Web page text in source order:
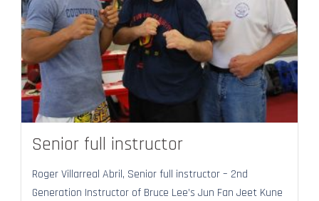
Senior full instructor
Roger Villarreal Abril, Senior full instructor – 2nd
Generation Instructor of Bruce Lee’s Jun Fan Jeet Kune